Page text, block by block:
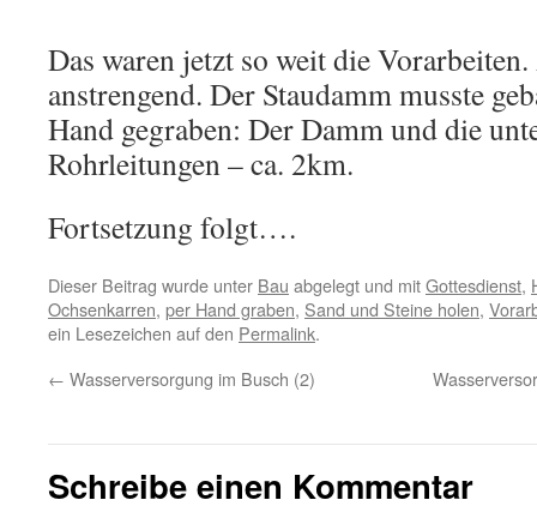
Das waren jetzt so weit die
anstrengend. Der Staudamm musste
Hand gegraben: Der Damm und die
Rohrleitungen – ca. 2km.
Fortsetzung folgt….
Dieser Beitrag wurde unter Bau abgelegt und mitGottesdienst,
Ochsenkarren, per Hand graben, Sand und Steine holen,
ein Lesezeichen auf den Permalink.
← Wasserversorgung im Busch (2)
Schreibe einen Kommentar